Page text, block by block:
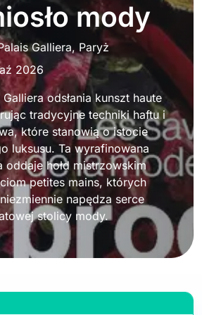
mody
Galliera, Paryż
2026
odsłania kunszt haute
tradycyjne techniki haftu i
które stanowią o istocie
luksusu. Ta wyrafinowana
oddaje hołd mistrzowskim
petites mains, których
napędza serce
stolicy mody.